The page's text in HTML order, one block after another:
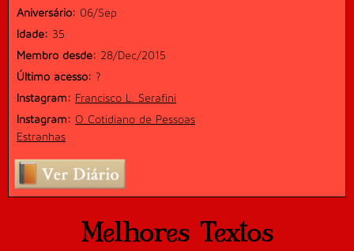
Aniversário: 06/Sep
Idade: 35
Membro desde: 28/Dec/2015
Último acesso: ?
Instagram: Francisco L. Serafini
Instagram: O Cotidiano de Pessoas
Estranhas
Melhores Textos